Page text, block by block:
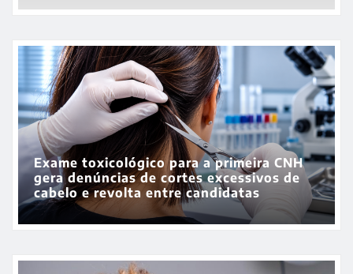
Como montar um
de marmitas: guia
para vender comida